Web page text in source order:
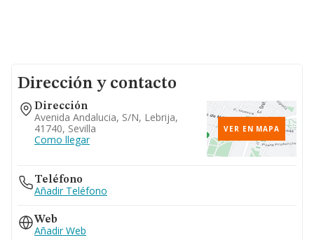
Dirección y contacto
Dirección
Avenida Andalucia, S/n, Lebrija,
41740, Sevilla
Como llegar
VER EN MAPA
Teléfono
Añadir Teléfono
Web
Añadir Web